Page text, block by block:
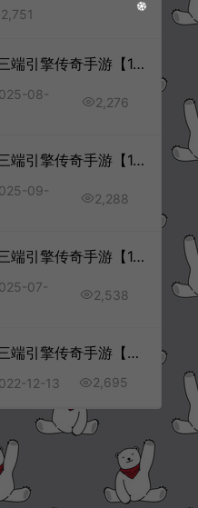
2,751
XO三端引擎传奇手游【1.80白翎合击版】8月最新整理Win一键服务端+PC安卓苹果+详细搭建教程+视频教程
08-
2,276
XO三端引擎传奇手游【1.80潇湘合击靓装版】9月最新整理Win一键服务端+PC安卓苹果+详细搭建教程+视频教程
09-
2,288
XO三端引擎传奇手游【1.80天影大极品合击版】7月最新整理Win一键服务端+PC安卓苹果+详细搭建教程+视频教程
07-
2,538
XO三端引擎传奇手游【聚友无英雄版】12月最新整理Win一键特色服务端+微端资源+聚友冰宫+聚友之城+诛仙阵+PC安卓苹果+详细搭建教程
12-13 2,695